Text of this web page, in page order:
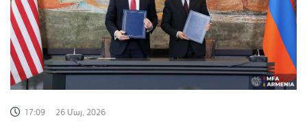
17:09 26 Մայ, 2026